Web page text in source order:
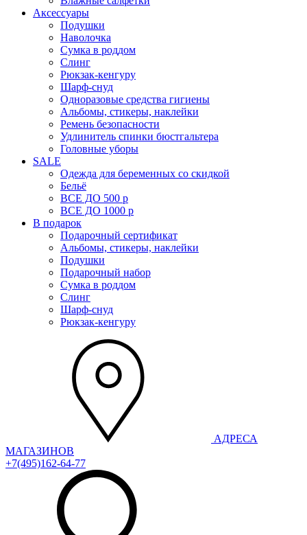
Аксессуары
Подушки
Наволочка
Сумка в роддом
Cлинг
Рюкзак-кенгуру
Шарф-снуд
Одноразовые средства гигиены
Альбомы, стикеры, наклейки
Ремень безопасности
Удлинитель спинки бюстгальтера
Головные уборы
SALE
Одежда для беременных со скидкой
Бельё
ВСЕ ДО 500 р
ВСЕ ДО 1000 р
В подарок
Подарочный сертификат
Альбомы, стикеры, наклейки
Подушки
Подарочный набор
Сумка в роддом
Слинг
Шарф-снуд
Рюкзак-кенгуру
АДРЕСА
МАГАЗИНОВ
+7(495)162-64-77